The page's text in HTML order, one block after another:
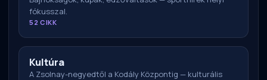
fókusszal.
52 CIKK
Kultúra
A Zsolnay-negyedtől a Kodály Központig — kulturális